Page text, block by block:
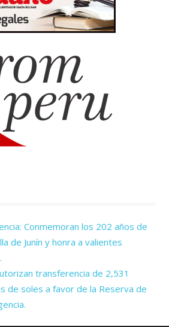
Conmemoran los 202 años de
de Junín y honra a valientes
transferencia de 2,531
de soles a favor de la Reserva de